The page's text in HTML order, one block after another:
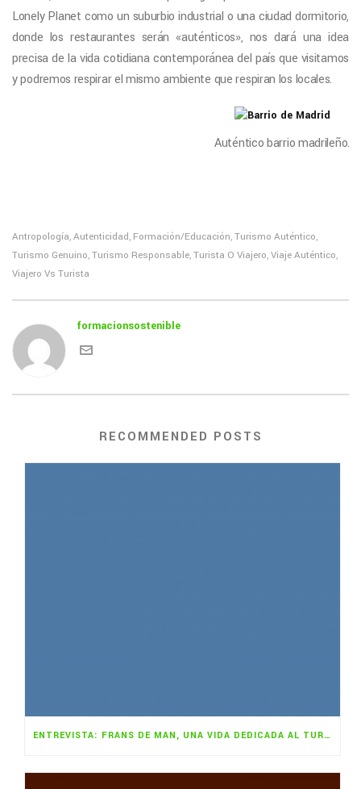
Lonely Planet como un suburbio industrial o una ciudad dormitorio,
donde los restaurantes serán «auténticos», nos dará una idea
precisa de la vida cotidiana contemporánea del país que visitamos
y podremos respirar el mismo ambiente que respiran los locales.
Auténtico barrio madrileño.
Antropología, Autenticidad, Formación/Educación, Turismo Auténtico,
Turismo Genuino, Turismo Responsable, Turista O Viajero, Viaje Auténtico,
Viajero Vs Turista
formacionsostenible
RECOMMENDED POSTS
ENTREVISTA: FRANS DE MAN, UNA VIDA DEDICADA AL TURISMO SOSTENIBLE